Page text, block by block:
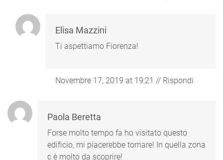
Elisa Mazzini
Ti aspettiamo Fiorenza!
Novembre 17, 2019 at 19:21 // Rispondi
Paola Beretta
Forse molto tempo fa ho visitato questo
edificio, mi piacerebbe tornare! In quella zona
c è molto da scoprire!